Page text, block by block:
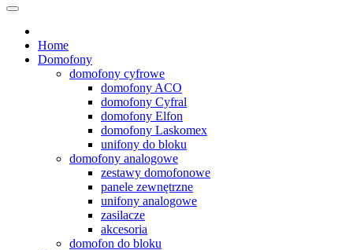
Home
Domofony
domofony cyfrowe
domofony ACO
domofony Cyfral
domofony Elfon
domofony Laskomex
unifony do bloku
domofony analogowe
zestawy domofonowe
panele zewnętrzne
unifony analogowe
zasilacze
akcesoria
domofon do bloku